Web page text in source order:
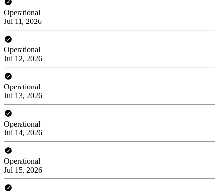
Operational
Jul 11, 2026
Operational
Jul 12, 2026
Operational
Jul 13, 2026
Operational
Jul 14, 2026
Operational
Jul 15, 2026